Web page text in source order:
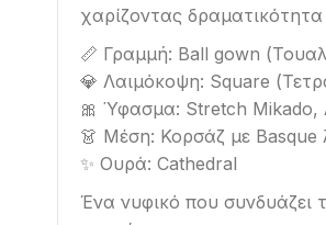
χαρίζοντας
📏 Γραμμή: Ball gown
💎 Λαιμόκοψη: Square
🎀 Ύφασμα: Stretch Mikado,
👗 Μέση: Κορσάζ με Basque
✨ Ουρά: Cathedral
Ένα νυφικό που συνδυάζει